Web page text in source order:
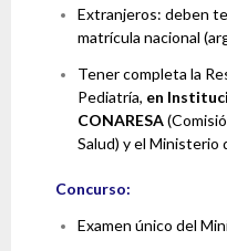
Extranjeros: deben
matrícula nacional
Tener completa la
Pediatría, en
CONARESA
Salud) y el Ministerio
Concurso:
Examen único del